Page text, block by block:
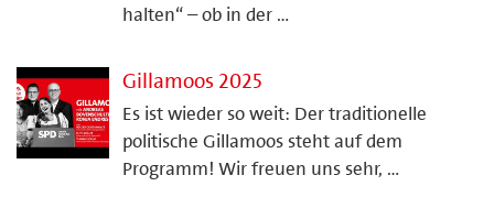
halten“ – ob in der …
Gillamoos 2025
Es ist wieder so weit: Der traditionelle
politische Gillamoos steht auf dem
Programm! Wir freuen uns sehr, …